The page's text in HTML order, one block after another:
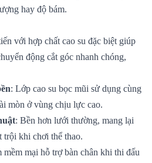
hay độ bám.
với hợp chất cao su đặc biệt giúp
động cắt góc nhanh chóng,
: Lớp cao su bọc mũi sử dụng cùng
mòn ở vùng chịu lực cao.
: Bền hơn lưới thường, mang lại
trội khi chơi thể thao.
mềm mại hỗ trợ bàn chân khi thi đấu